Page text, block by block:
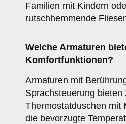
Familien mit Kindern
rutschhemmende
Welche Armaturen
Komfortfunktionen?
Armaturen mit
Sprachsteuerung
Thermostatduschen mit
die bevorzugte